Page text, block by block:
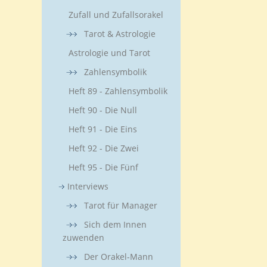
Zufall und Zufallsorakel
Tarot & Astrologie
Astrologie und Tarot
Zahlensymbolik
Heft 89 - Zahlensymbolik
Heft 90 - Die Null
Heft 91 - Die Eins
Heft 92 - Die Zwei
Heft 95 - Die Fünf
Interviews
Tarot für Manager
Sich dem Innen
zuwenden
Der Orakel-Mann